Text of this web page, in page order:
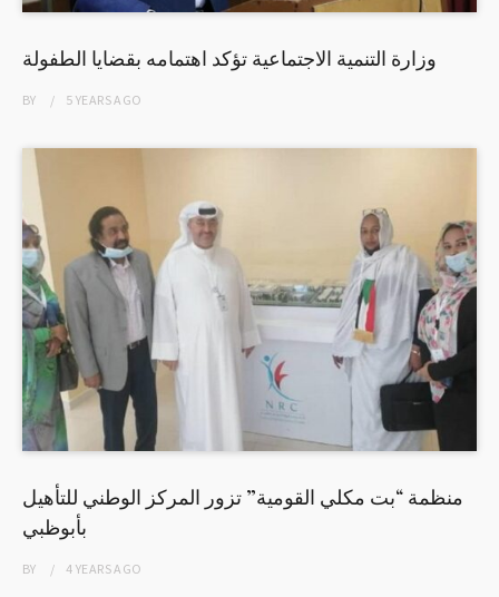
وزارة التنمية الاجتماعية تؤكد اهتمامه بقضايا الطفولة
BY 5 YEARSAGO
منظمة “بت مكلي القومية” تزور المركز الوطني للتأهيل
بأبوظبي
BY 4 YEARSAGO